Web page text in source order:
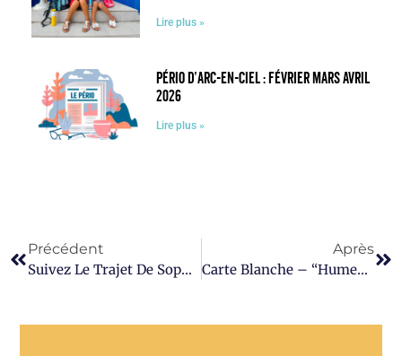
Lire plus »
Pério d’Arc-en-Ciel : février mars avril
2026
Lire plus »
Précédent
Suivez Le Trajet De Sophie, Le Sac De Riz
Après
Carte Blanche – “Humeur Grise Cherche La Lumière”